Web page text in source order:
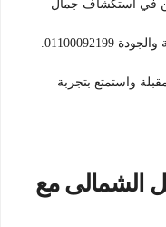
في استكشاف جمال
واستمتع بتجربة
الشمالى مع